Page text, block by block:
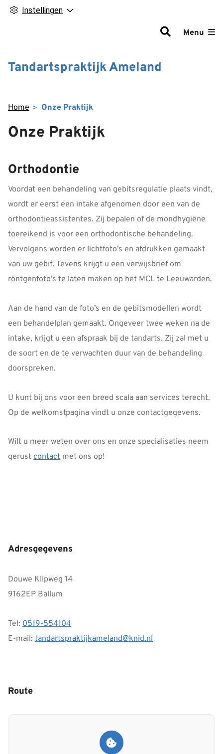
Instellingen
Tandartspraktijk Ameland
Menu
Home Onze Praktijk
Onze Praktijk
Orthodontie
Voordat een behandeling van gebitsregulatie plaats vindt,
wordt er eerst een intake afgenomen door een van de
orthodontieassistentes. Zij bepalen of de mondhygiëne
toereikend is voor een orthodontische behandeling.
Vervolgens worden er lichtfoto’s en afdrukken gemaakt
van uw gebit. Tevens krijgt u een verwijsbrief om
röntgenfoto’s te laten maken op het MCL te Leeuwarden.
Aan de hand van de foto’s en de gebitsmodellen wordt
een behandelplan gemaakt. Ongeveer twee weken na de
intake, krijgt u een afspraak bij de tandarts. Zij zal met u
de soort en de te verwachten duur van de behandeling
doorspreken.
U kunt bij ons voor een breed scala aan services terecht.
Op de welkomstpagina vindt u onze contactgegevens.
Wilt u meer weten over ons en onze specialisaties neem
gerust contact met ons op!
Adresgegevens
Douwe Klipweg 14
9162EP Ballum
Tel: 0519-554104
E-mail: tandartspraktijkameland@knid.nl
Route